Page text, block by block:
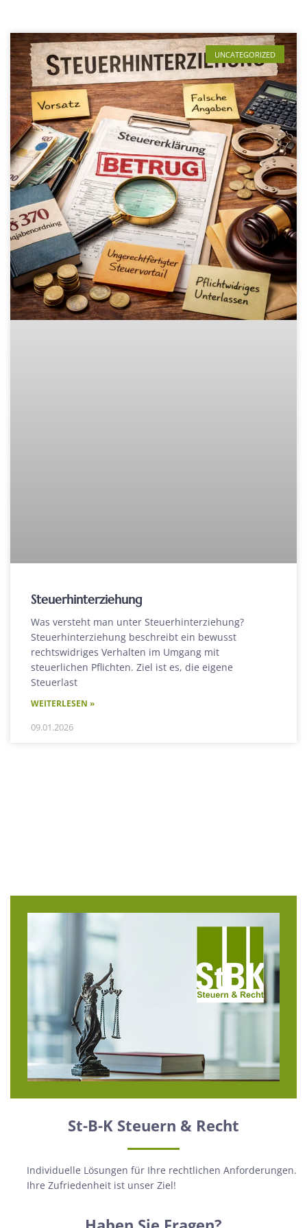
UNCATEGORIZED
Steuerhinterziehung
Was versteht man unter Steuerhinterziehung?
Steuerhinterziehung beschreibt ein bewusst
rechtswidriges Verhalten im Umgang mit
steuerlichen Pflichten. Ziel ist es, die eigene
Steuerlast
WEITERLESEN »
09.01.2026
St-B-K Steuern & Recht
Individuelle Lösungen für Ihre rechtlichen Anforderungen.
Ihre Zufriedenheit ist unser Ziel!